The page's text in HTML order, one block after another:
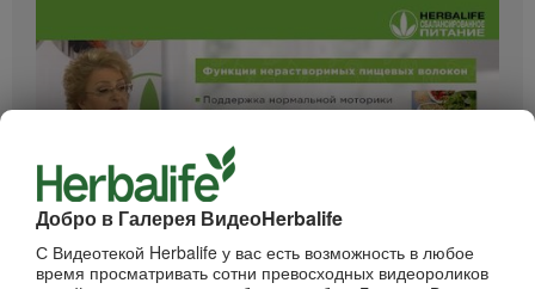
Добро в Галерея ВидеоHerbalife
С Видеотекой Herbalife у вас есть возможность в любое
время просматривать сотни превосходных видеороликов
52:40
Вебинар - Пищеварение